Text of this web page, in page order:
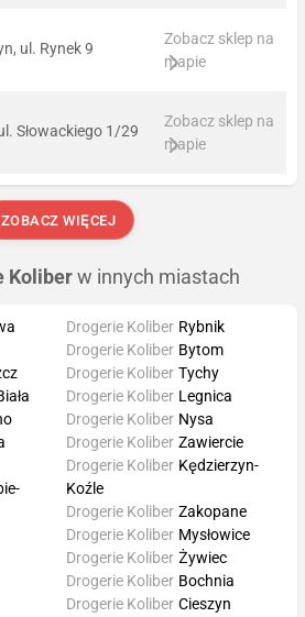
ul. Rynek 9
Zobacz sklep na
mapie
Słowackiego 1/29
Zobacz sklep na
mapie
ZOBACZ WIĘCEJ
Koliber w innych miastach
Drogerie Koliber Rybnik
Drogerie Koliber Bytom
Drogerie Koliber Tychy
Drogerie Koliber Legnica
Drogerie Koliber Nysa
Drogerie Koliber Zawiercie
Drogerie Koliber Kędzierzyn-
Koźle
Drogerie Koliber Zakopane
Drogerie Koliber Mysłowice
Drogerie Koliber Żywiec
Drogerie Koliber Bochnia
Drogerie Koliber Cieszyn